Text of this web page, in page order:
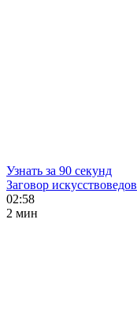
Узнать за 90 секунд
Заговор искусствоведов
02:58
2 мин